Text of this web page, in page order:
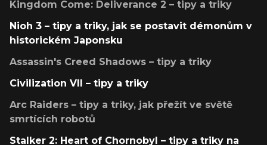
Kingdom Come: Deliverance 2 – tipy a triky
Nioh 3 – tipy a triky, jak se postavit démonům v
historickém Japonsku
Assassin's Creed Shadows – tipy a triky
Civilization VII – tipy a triky
Arc Raiders – tipy a triky, jak přežít ve světě
smrtících robotů
Stalker 2: Heart of Chornobyl – tipy a triky na